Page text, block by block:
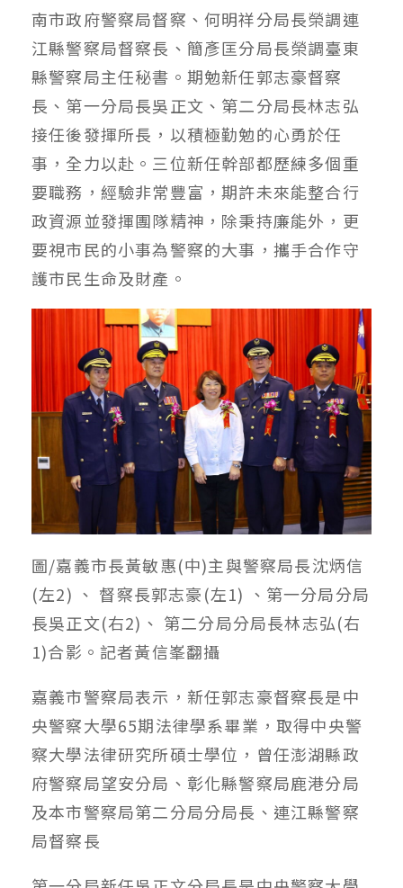
南市政府警察局督察、何明祥分局長榮調連
江縣警察局督察長、簡彥匡分局長榮調臺東
縣警察局主任秘書。期勉新任郭志豪督察
長、第一分局長吳正文、第二分局長林志弘
接任後發揮所長，以積極勤勉的心勇於任
事，全力以赴。三位新任幹部都歷練多個重
要職務，經驗非常豐富，期許未來能整合行
政資源並發揮團隊精神，除秉持廉能外，更
要視市民的小事為警察的大事，攜手合作守
護市民生命及財產。
圖/嘉義市長黃敏惠(中)主與警察局長沈炳信
(左2) 、 督察長郭志豪(左1) 、第一分局分局
長吳正文(右2)、 第二分局分局長林志弘(右
1)合影。記者黃信峯翻攝
嘉義市警察局表示，新任郭志豪督察長是中
央警察大學65期法律學系畢業，取得中央警
察大學法律研究所碩士學位，曾任澎湖縣政
府警察局望安分局、彰化縣警察局鹿港分局
及本市警察局第二分局分局長、連江縣警察
局督察長